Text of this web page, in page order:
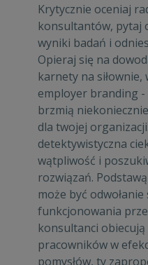
Krytycznie oceniaj
konsultantów, pytaj
wyniki badań i
Opieraj się na
karnety na
employer branding -
brzmią
dla twojej
detektywistyczna
wątpliwość i
rozwiązań.
może być
funkcjonowania
konsultanci
pracowników w
pomysłów, ty